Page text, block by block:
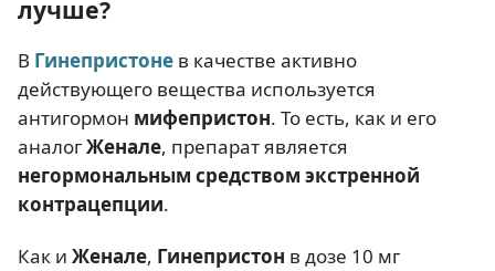
лучше?
В Гинепристоне в качестве активно
действующего вещества используется
антигормон мифепристон. То есть, как и его
аналогЖенале, препарат является
негормональным средством экстренной
контрацепции.
Как и Женале, Гинепристон в дозе 10 мг